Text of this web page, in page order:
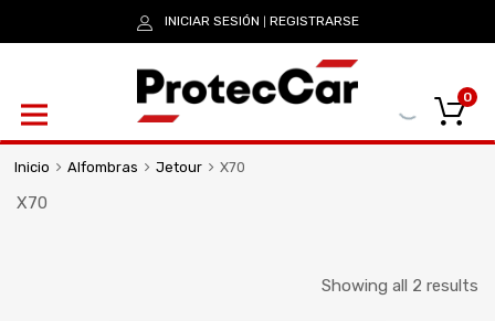
INICIAR SESIÓN REGISTRARSE
0
Inicio Alfombras Jetour X70
X70
Showing all 2 results